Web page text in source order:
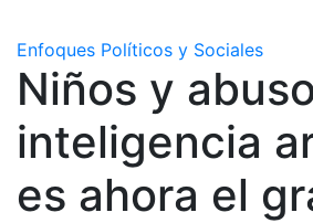
Enfoques Políticos y Sociales
Niños y
inteligencia
es ahora el